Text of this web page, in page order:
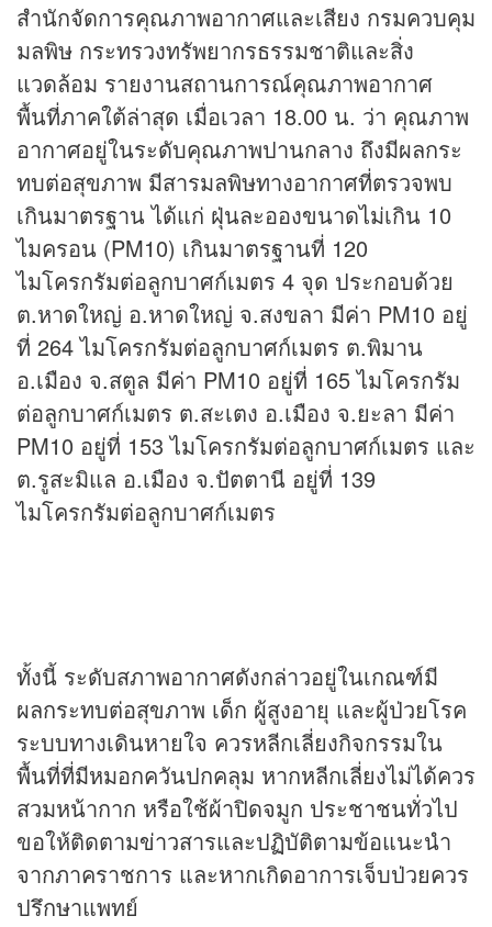
สำนักจัดการคุณภาพอากาศและเสียง กรมควบคุม
มลพิษ กระทรวงทรัพยากรธรรมชาติและสิ่ง
แวดล้อม รายงานสถานการณ์คุณภาพอากาศ
พื้นที่ภาคใต้ล่าสุด เมื่อเวลา 18.00 น. ว่า คุณภาพ
อากาศอยู่ในระดับคุณภาพปานกลาง ถึงมีผลกระ
ทบต่อสุขภาพ มีสารมลพิษทางอากาศที่ตรวจพบ
เกินมาตรฐาน ได้แก่ ฝุ่นละอองขนาดไม่เกิน 10
ไมครอน (PM10) เกินมาตรฐานที่ 120
ไมโครกรัมต่อลูกบาศก์เมตร 4 จุด ประกอบด้วย
ต.หาดใหญ่ อ.หาดใหญ่ จ.สงขลา มีค่า PM10 อยู่
ที่ 264 ไมโครกรัมต่อลูกบาศก์เมตร ต.พิมาน
อ.เมือง จ.สตูล มีค่า PM10 อยู่ที่ 165 ไมโครกรัม
ต่อลูกบาศก์เมตร ต.สะเตง อ.เมือง จ.ยะลา มีค่า
PM10 อยู่ที่ 153 ไมโครกรัมต่อลูกบาศก์เมตร และ
ต.รูสะมิแล อ.เมือง จ.ปัตตานี อยู่ที่ 139
ไมโครกรัมต่อลูกบาศก์เมตร
ทั้งนี้ ระดับสภาพอากาศดังกล่าวอยู่ในเกณฑ์มี
ผลกระทบต่อสุขภาพ เด็ก ผู้สูงอายุ และผู้ป่วยโรค
ระบบทางเดินหายใจ ควรหลีกเลี่ยงกิจกรรมใน
พื้นที่ที่มีหมอกควันปกคลุม หากหลีกเลี่ยงไม่ได้ควร
สวมหน้ากาก หรือใช้ผ้าปิดจมูก ประชาชนทั่วไป
ขอให้ติดตามข่าวสารและปฏิบัติตามข้อแนะนำ
จากภาคราชการ และหากเกิดอาการเจ็บป่วยควร
ปรึกษาแพทย์